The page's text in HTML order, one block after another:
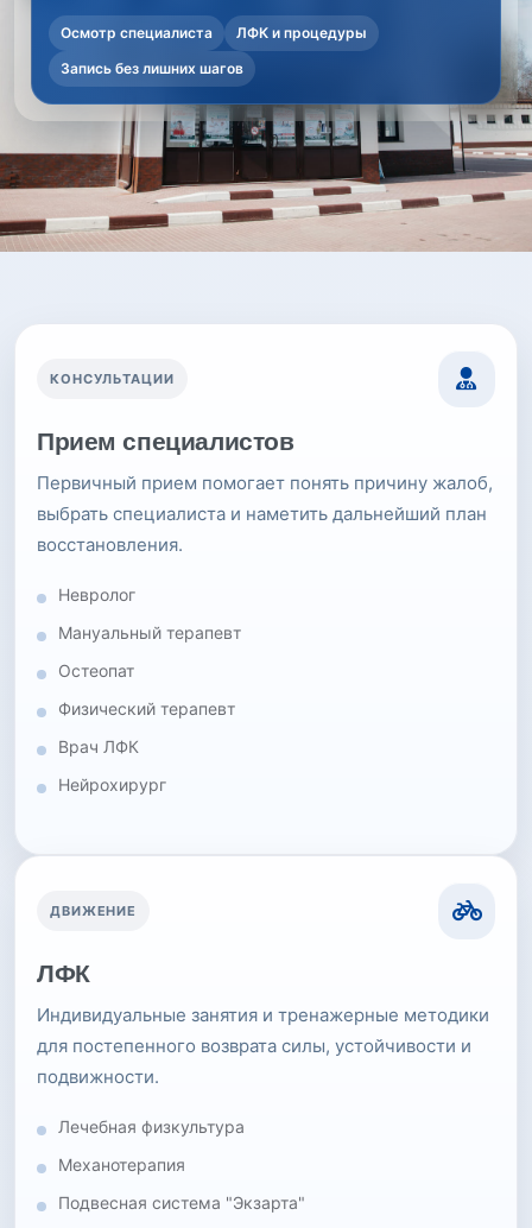
Осмотр специалиста
ЛФК и процедуры
Запись без лишних шагов
КОНСУЛЬТАЦИИ
Прием специалистов
Первичный прием помогает понять причину жалоб,
выбрать специалиста и наметить дальнейший план
восстановления.
Невролог
Мануальный терапевт
Остеопат
Физический терапевт
Врач ЛФК
Нейрохирург
ДВИЖЕНИЕ
ЛФК
Индивидуальные занятия и тренажерные методики
для постепенного возврата силы, устойчивости и
подвижности.
Лечебная физкультура
Механотерапия
Подвесная система "Экзарта"